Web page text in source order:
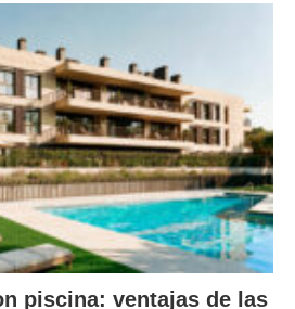
piscina: ventajas de las